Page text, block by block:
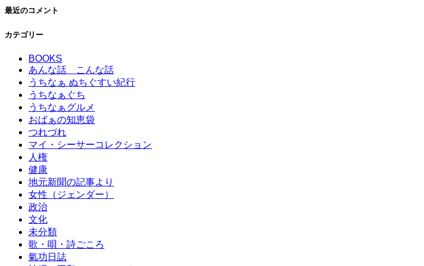
最近のコメント
カテゴリー
BOOKS
あんな話 こんな話
うちなぁ ぬちぐすい紀行
うちなぁぐち
うちなぁグルメ
おばぁの知恵袋
つれづれ
マイ・シーサーコレクション
人権
健康
地元新聞の記事より
女性（ジェンダー）
政治
文化
未分類
歌・唄・詩ごころ
氣功日誌